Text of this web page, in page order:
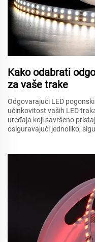
Kako odabrati
za vaše trake
Odgovarajući LED
učinkovitost vaših LED
uređaja koji savršeno
osiguravajući jednoliko,